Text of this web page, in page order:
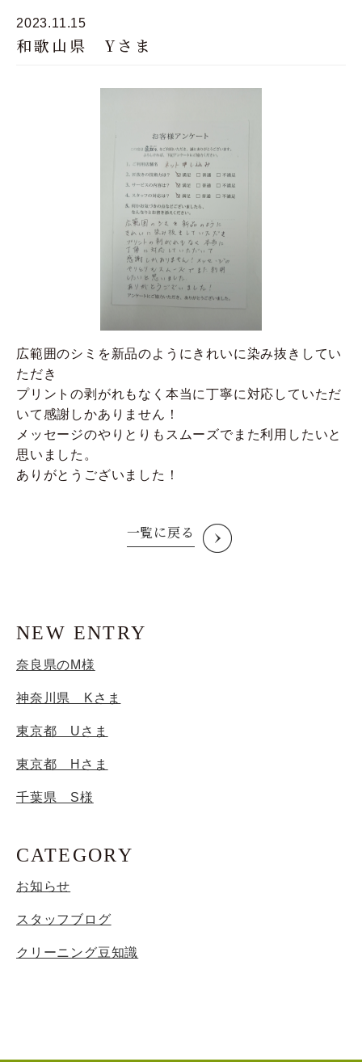
2023.11.15
和歌山県 Yさま
広範囲のシミを新品のようにきれいに染み抜きしてい
ただき
プリントの剥がれもなく本当に丁寧に対応していただ
いて感謝しかありません！
メッセージのやりとりもスムーズでまた利用したいと
思いました。
ありがとうございました！
一覧に戻る
NEW ENTRY
奈良県のM様
神奈川県 Kさま
東京都 Uさま
東京都 Hさま
千葉県 S様
CATEGORY
お知らせ
スタッフブログ
クリーニング豆知識